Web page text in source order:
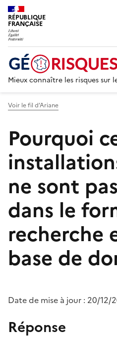
RÉPUBLIQUE
FRANÇAISE
Mieux connaître les risques sur
Voir le fil d’Ariane
Pourquoi
ne sont
dans le
recherche
base de
Date de mise à jour : 20/12/
Réponse